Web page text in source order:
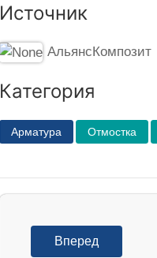
Источник
АльянсКомпозит
Категория
Арматура Отмостка
Вперед